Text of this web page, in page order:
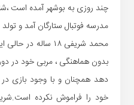
چند روزی به بوشهر آمده است
مدرسه فوتبال ستارگان آمد و
محمد شریفی ۱۸
بدون هماهنگی ، مربی خود در
دهد همچنان و با وجود بازی در
خود را فراموش نکرده